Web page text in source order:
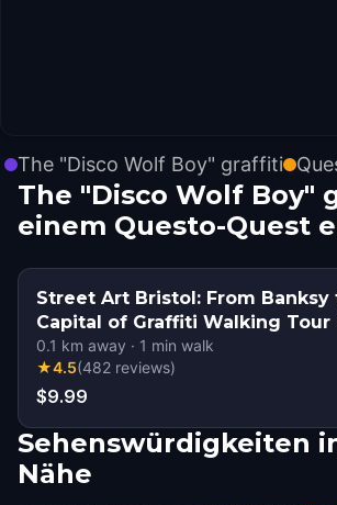
The "Disco Wolf Boy" graffiti
The "Disco Wolf Boy"
einem Questo-Quest
Street Art Bristol: From Banksy
Capital of Graffiti Walking Tour
Game
0.1 km away · 1 min walk
★4.5(482 reviews)
$9.99
Sehenswürdigkeiten
Nähe